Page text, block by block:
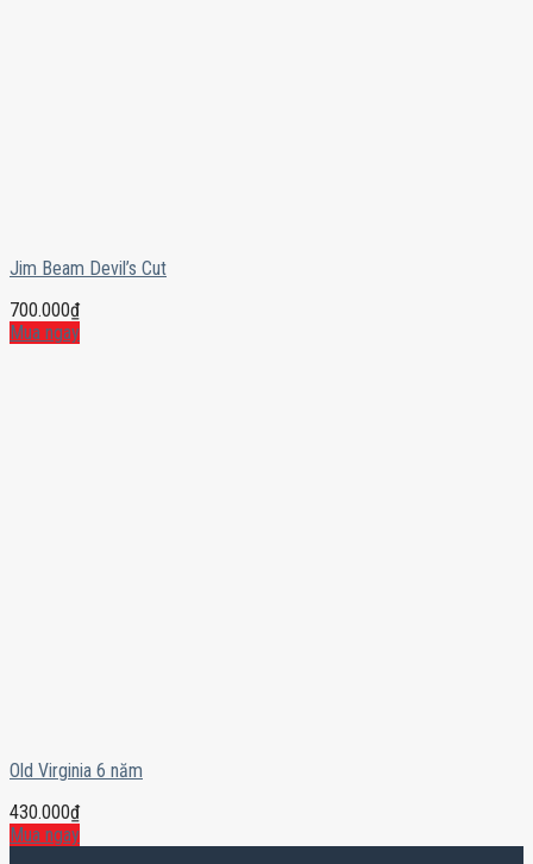
Jim Beam Devil’s Cut
700.000₫
Mua ngay
Old Virginia 6 năm
430.000₫
Mua ngay